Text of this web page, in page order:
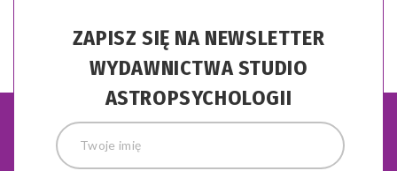
ZAPISZ SIĘ NA NEWSLETTER
WYDAWNICTWA STUDIO
ASTROPSYCHOLOGII